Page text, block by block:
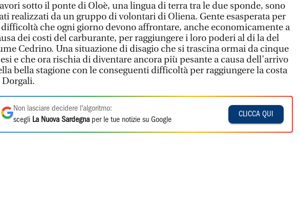
sotto il ponte di Oloè, una lingua di terra tra le due sponde, sono
realizzati da un gruppo di volontari di Oliena. Gente esasperata per
che ogni giorno devono affrontare, anche economicamente a
dei costi del carburante, per raggiungere i loro poderi al di la del
Cedrino. Una situazione di disagio che si trascina ormai da cinque
e che ora rischia di diventare ancora più pesante a causa dell’arrivo
bella stagione con le conseguenti difficoltà per raggiungere la costa
Dorgali.
Non lasciare decidere l'algoritmo:
scegli La Nuova Sardegna per le tue notizie su Google
CLICCA QUI